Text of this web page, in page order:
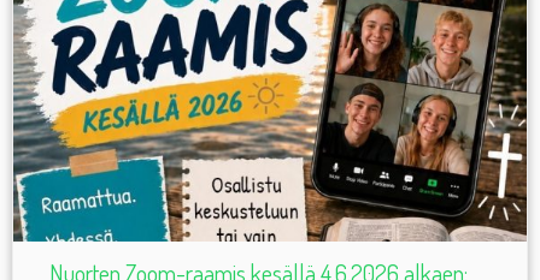
Nuorten Zoom-raamis kesällä 4.6.2026 alkaen: